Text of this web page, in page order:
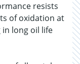
resists
of oxidation at
long oil life